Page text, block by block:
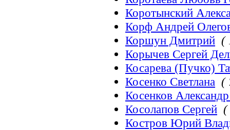
Коротынский
Корф Андрей
Коршун Дмитрий (
Корычев Сергей
Косарева (Пучко)
Косенко Светлана (
Косенков
Косолапов Сергей (
Костров Юрий